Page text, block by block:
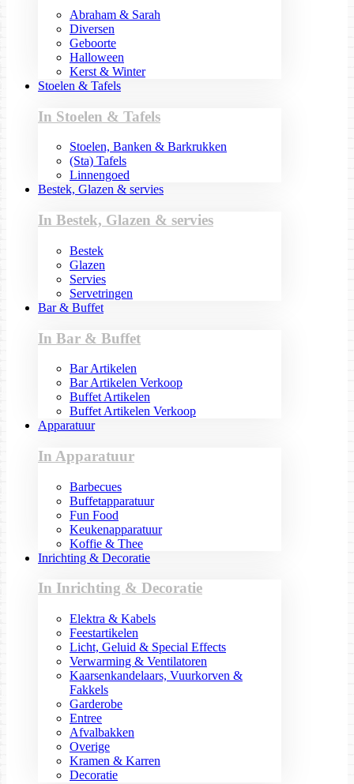
Abraham & Sarah
Diversen
Geboorte
Halloween
Kerst & Winter
Stoelen & Tafels
In Stoelen & Tafels
Stoelen, Banken & Barkrukken
(Sta) Tafels
Linnengoed
Bestek, Glazen & servies
In Bestek, Glazen & servies
Bestek
Glazen
Servies
Servetringen
Bar & Buffet
In Bar & Buffet
Bar Artikelen
Bar Artikelen Verkoop
Buffet Artikelen
Buffet Artikelen Verkoop
Apparatuur
In Apparatuur
Barbecues
Buffetapparatuur
Fun Food
Keukenapparatuur
Koffie & Thee
Inrichting & Decoratie
In Inrichting & Decoratie
Elektra & Kabels
Feestartikelen
Licht, Geluid & Special Effects
Verwarming & Ventilatoren
Kaarsenkandelaars, Vuurkorven &
Fakkels
Garderobe
Entree
Afvalbakken
Overige
Kramen & Karren
Decoratie